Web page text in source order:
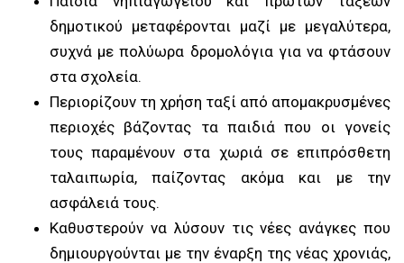
δημοτικού μεταφέρονται μαζί με μεγαλύτερα,
συχνά με πολύωρα δρομολόγια για να φτάσουν
στα σχολεία.
Περιορίζουν τη χρήση ταξί από απομακρυσμένες
περιοχές βάζοντας τα παιδιά που οι γονείς
τους παραμένουν στα χωριά σε επιπρόσθετη
ταλαιπωρία, παίζοντας ακόμα και με την
ασφάλειά τους.
Καθυστερούν να λύσουν τις νέες ανάγκες που
δημιουργούνται με την έναρξη της νέας χρονιάς,